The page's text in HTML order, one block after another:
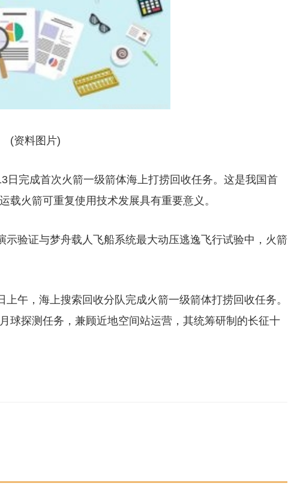
(资料图片)
日完成首次火箭一级箭体海上打捞回收任务。这是我国首
载火箭可重复使用技术发展具有重要意义。
示验证与梦舟载人飞船系统最大动压逃逸飞行试验中，火箭
午，海上搜索回收分队完成火箭一级箭体打捞回收任务。
球探测任务，兼顾近地空间站运营，其统筹研制的长征十